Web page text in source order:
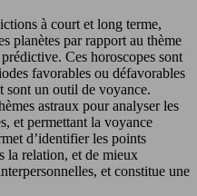
à court et long terme,
planètes par rapport au thème
Ces horoscopes sont
favorables ou défavorables
sont un outil de voyance.
astraux pour analyser les
et permettant la voyance
d’identifier les points
la relation, et de mieux
et constitue une